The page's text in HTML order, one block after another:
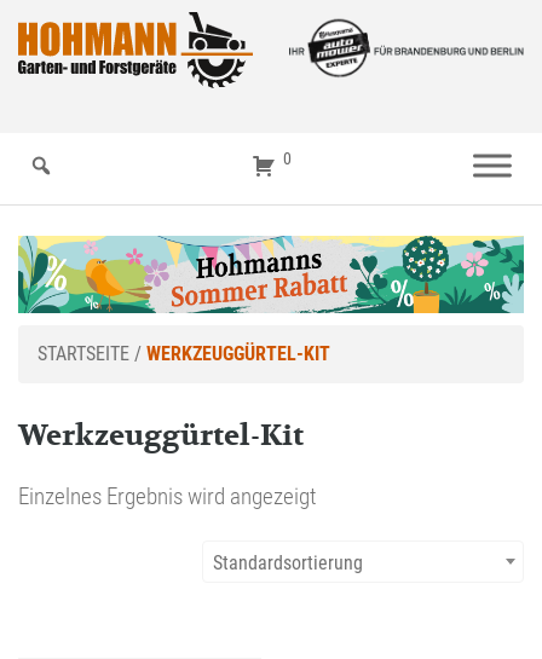
0
STARTSEITE / WERKZEUGGÜRTEL-KIT
Werkzeuggürtel-Kit
Einzelnes Ergebnis wird angezeigt
Standardsortierung